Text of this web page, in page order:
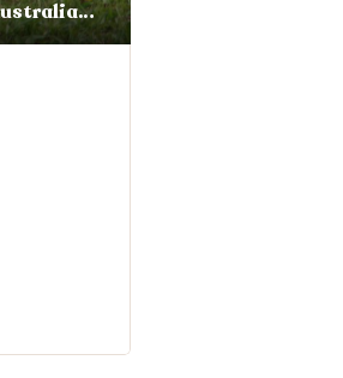
Pastore Australiano (Australian Shepherd)